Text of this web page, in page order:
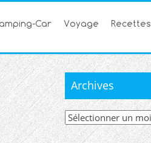
Car Voyage Recettes
Archives
Archives